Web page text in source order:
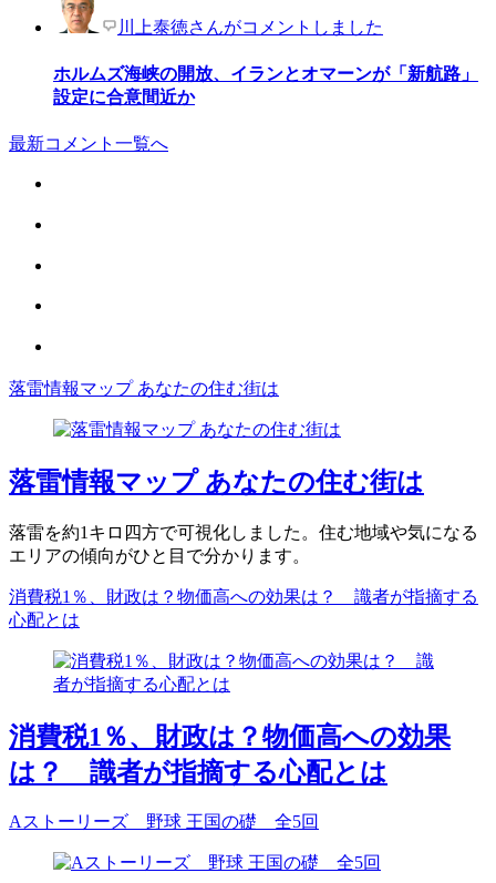
川上泰徳さんがコメントしました
ホルムズ海峡の開放、イランとオマーンが「新航路」
設定に合意間近か
最新コメント一覧へ
落雷情報マップ あなたの住む街は
落雷情報マップ あなたの住む街は
落雷を約1キロ四方で可視化しました。住む地域や気になる
エリアの傾向がひと目で分かります。
消費税1％、財政は？物価高への効果は？ 識者が指摘する
心配とは
消費税1％、財政は？物価高への効果
は？ 識者が指摘する心配とは
Aストーリーズ 野球 王国の礎 全5回